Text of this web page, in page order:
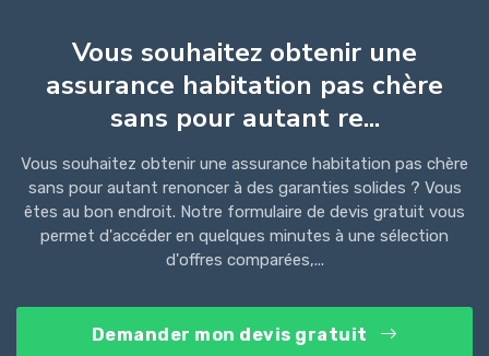
Vous souhaitez obtenir une
assurance habitation pas chère
sans pour autant re...
Vous souhaitez obtenir une assurance habitation pas chère
sans pour autant renoncer à des garanties solides ? Vous
êtes au bon endroit. Notre formulaire de devis gratuit vous
permet d'accéder en quelques minutes à une sélection
d'offres comparées,...
Demander mon devis gratuit